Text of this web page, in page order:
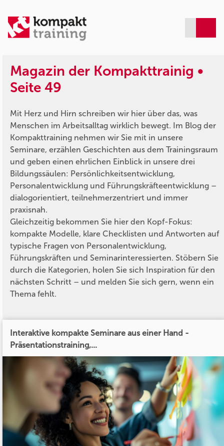
Magazin der Kompakttrainig •
Seite 49
Mit Herz und Hirn schreiben wir hier über das, was
Menschen im Arbeitsalltag wirklich bewegt. Im Blog der
Kompakttraining nehmen wir Sie mit in unsere
Seminare, erzählen Geschichten aus dem Trainingsraum
und geben einen ehrlichen Einblick in unsere drei
Bildungssäulen: Persönlichkeitsentwicklung,
Personalentwicklung und Führungskräfteentwicklung –
dialogorientiert, teilnehmerzentriert und immer
praxisnah.
Gleichzeitig bekommen Sie hier den Kopf-Fokus:
kompakte Modelle, klare Checklisten und Antworten auf
typische Fragen von Personalentwicklung,
Führungskräften und Seminarinteressierten. Stöbern Sie
durch die Kategorien, holen Sie sich Inspiration für den
nächsten Schritt – und melden Sie sich gern, wenn ein
Thema fehlt.
Interaktive kompakte Seminare aus einer Hand -
Präsentationstraining,...